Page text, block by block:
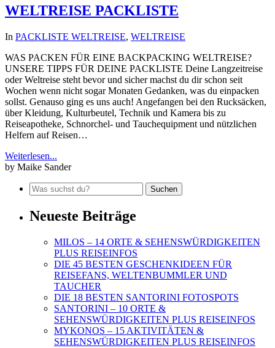
WELTREISE PACKLISTE
In PACKLISTE WELTREISE, WELTREISE
WAS PACKEN FÜR EINE BACKPACKING WELTREISE?
UNSERE TIPPS FÜR DEINE PACKLISTE Deine Langzeitreise
oder Weltreise steht bevor und sicher machst du dir schon seit
Wochen wenn nicht sogar Monaten Gedanken, was du einpacken
sollst. Genauso ging es uns auch! Angefangen bei den Rucksäcken,
über Kleidung, Kulturbeutel, Technik und Kamera bis zu
Reiseapotheke, Schnorchel- und Tauchequipment und nützlichen
Helfern auf Reisen…
Weiterlesen...
by Maike Sander
Neueste Beiträge
MILOS – 14 ORTE & SEHENSWÜRDIGKEITEN
PLUS REISEINFOS
DIE 45 BESTEN GESCHENKIDEEN FÜR
REISEFANS, WELTENBUMMLER UND
TAUCHER
DIE 18 BESTEN SANTORINI FOTOSPOTS
SANTORINI – 10 ORTE &
SEHENSWÜRDIGKEITEN PLUS REISEINFOS
MYKONOS – 15 AKTIVITÄTEN &
SEHENSWÜRDIGKEITEN PLUS REISEINFOS